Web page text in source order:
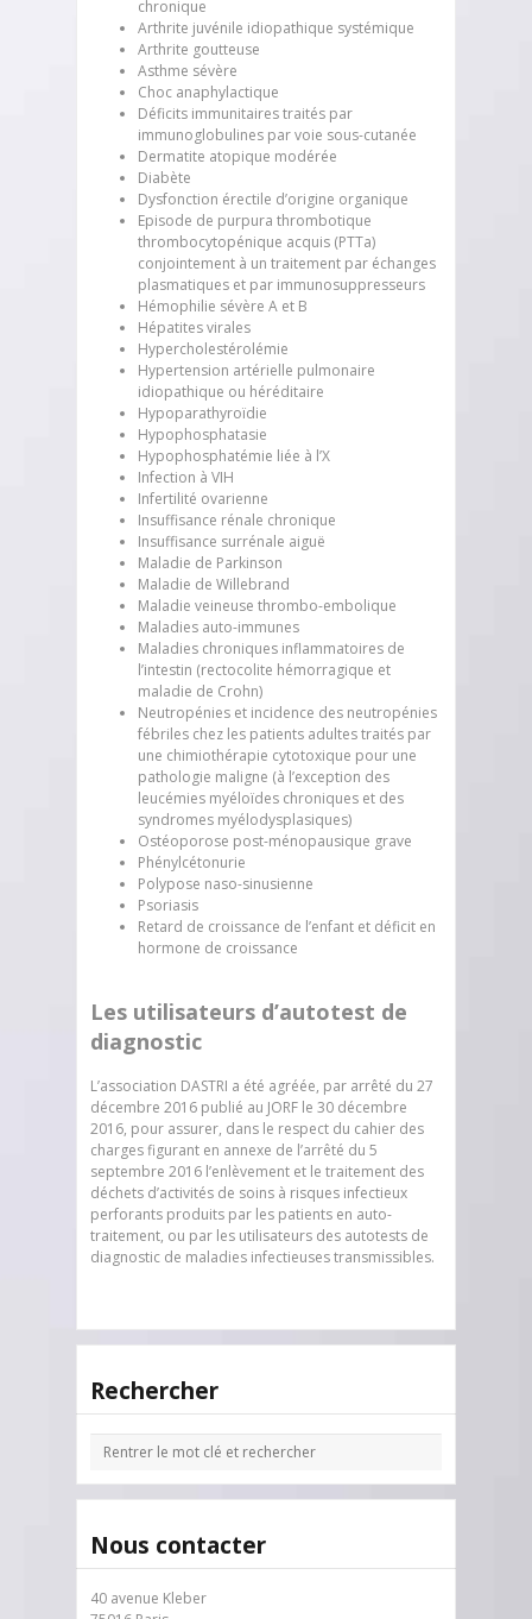
chronique
Arthrite juvénile idiopathique systémique
Arthrite goutteuse
Asthme sévère
Choc anaphylactique
Déficits immunitaires traités par
immunoglobulines par voie sous-cutanée
Dermatite atopique modérée
Diabète
Dysfonction érectile d’origine organique
Episode de purpura thrombotique
thrombocytopénique acquis (PTTa)
conjointement à un traitement par échanges
plasmatiques et par immunosuppresseurs
Hémophilie sévère A et B
Hépatites virales
Hypercholestérolémie
Hypertension artérielle pulmonaire
idiopathique ou héréditaire
Hypoparathyroïdie
Hypophosphatasie
Hypophosphatémie liée à l’X
Infection à VIH
Infertilité ovarienne
Insuffisance rénale chronique
Insuffisance surrénale aiguë
Maladie de Parkinson
Maladie de Willebrand
Maladie veineuse thrombo-embolique
Maladies auto-immunes
Maladies chroniques inflammatoires de
l’intestin (rectocolite hémorragique et
maladie de Crohn)
Neutropénies et incidence des neutropénies
fébriles chez les patients adultes traités par
une chimiothérapie cytotoxique pour une
pathologie maligne (à l’exception des
leucémies myéloïdes chroniques et des
syndromes myélodysplasiques)
Ostéoporose post-ménopausique grave
Phénylcétonurie
Polypose naso-sinusienne
Psoriasis
Retard de croissance de l’enfant et déficit en
hormone de croissance
Les utilisateurs d’autotest de
diagnostic
L’association DASTRI a été agréée, par arrêté du 27
décembre 2016 publié au JORF le 30 décembre
2016, pour assurer, dans le respect du cahier des
charges figurant en annexe de l’arrêté du 5
septembre 2016 l’enlèvement et le traitement des
déchets d’activités de soins à risques infectieux
perforants produits par les patients en auto-
traitement, ou par les utilisateurs des autotests de
diagnostic de maladies infectieuses transmissibles.
Rechercher
Nous contacter
40 avenue Kleber